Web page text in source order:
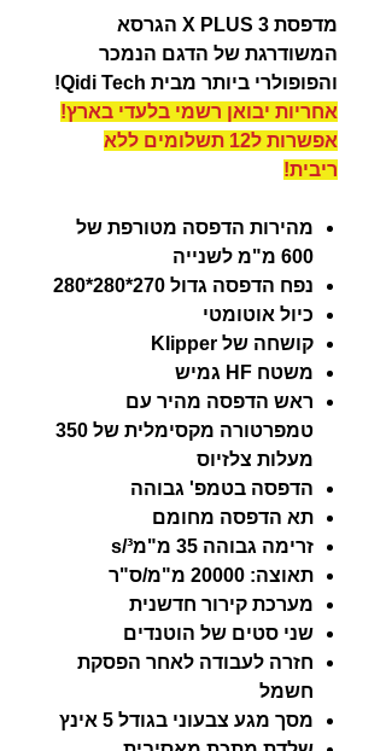
מדפסת X PLUS 3 הגרסא
המשודרגת של הדגם הנמכר
והפופולרי ביותר מבית Qidi Tech!
אחריות יבואן רשמי בלעדי בארץ!
אפשרות ל12 תשלומים ללא
ריבית!
מהירות הדפסה מטורפת של
600 מ"מ לשנייה
נפח הדפסה גדול 270*280*280
כיול אוטומטי
קושחה של Klipper
משטח HF גמיש
ראש הדפסה מהיר עם
טמפרטורה מקסימלית של 350
מעלות צלזיוס
הדפסה בטמפ' גבוהה
תא הדפסה מחומם
זרימה גבוהה 35 מ"מ³/s
תאוצה: 20000 מ"מ/ס"ר
מערכת קירור חדשנית
שני סטים של הוטנדים
חזרה לעבודה לאחר הפסקת
חשמל
מסך מגע צבעוני בגודל 5 אינץ